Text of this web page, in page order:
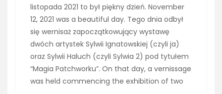
listopada 2021 to był piękny dzień. November
12, 2021 was a beautiful day. Tego dnia odbył
się wernisaż zapoczątkowujący wystawę
dwóch artystek Sylwii Ignatowskiej (czyli ja)
oraz Sylwii Haluch (czyli Sylwia 2) pod tytułem
“Magia Patchworku”. On that day, a vernissage
was held commencing the exhibition of two